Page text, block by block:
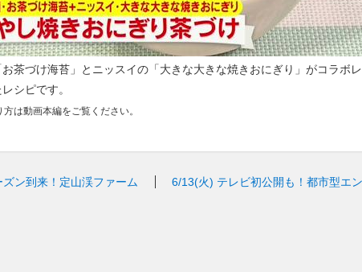
茶づけ海苔」とニッスイの「大きな大きな焼きおにぎり」がコラボ
シピです。
は動画本編をご覧ください。
ン到来！定山渓ファーム 6/13(火) テレビ初公開も！都市型エ